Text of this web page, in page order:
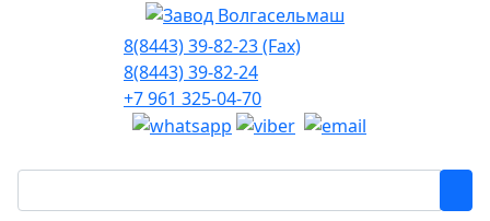
8(8443) 39-82-23 (Fax)
8(8443) 39-82-24
+7 961 325-04-70